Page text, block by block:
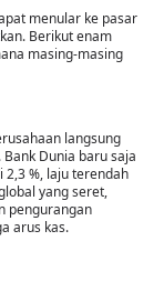
menular ke pasar
Berikut enam
masing-masing
langsung
Dunia baru saja
%, laju terendah
yang seret,
pengurangan
arus kas.